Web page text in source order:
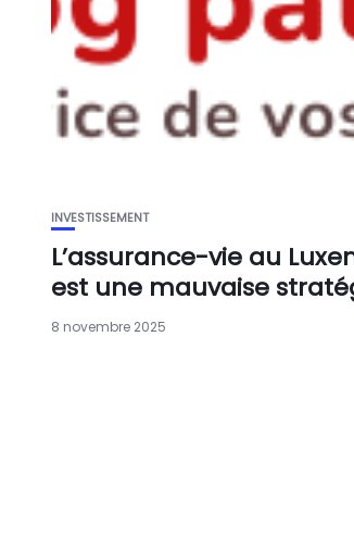
INVESTISSEMENT
L’assurance-vie au
est une mauvaise
8 novembre 2025